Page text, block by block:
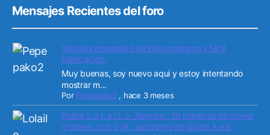
Mensajes Recientes del foro
Válvulas pepepako de bajo consumo y fácil
fabricación.
Muy buenas, soy nuevo aqui y estoy intentando
mostrar m...
Por Pepepako2 , hace 3 meses
Robot L o L a i L o _Remoto : 10 maneras de mover
motores. con 3 IA , autónomo de punto A a B ,